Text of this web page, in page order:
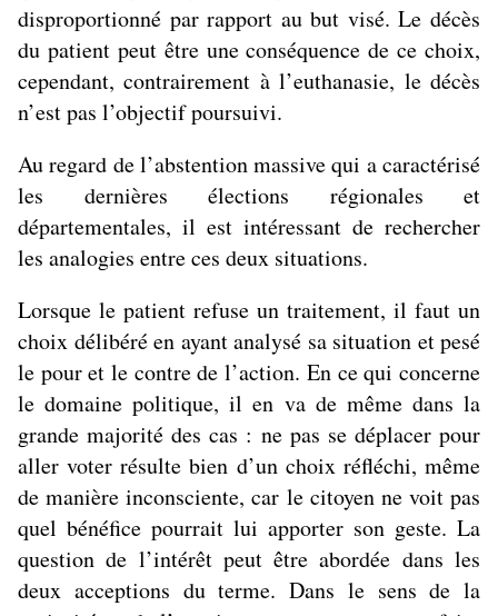
disproportionné par rapport au but visé. Le décès
du patient peut être une conséquence de ce choix,
cependant, contrairement à l’euthanasie, le décès
n’est pas l’objectif poursuivi.
Au regard de l’abstention massive qui a caractérisé
les dernières élections régionales et
départementales, il est intéressant de rechercher
les analogies entre ces deux situations.
Lorsque le patient refuse un traitement, il faut un
choix délibéré en ayant analysé sa situation et pesé
le pour et le contre de l’action. En ce qui concerne
le domaine politique, il en va de même dans la
grande majorité des cas : ne pas se déplacer pour
aller voter résulte bien d’un choix réfléchi, même
de manière inconsciente, car le citoyen ne voit pas
quel bénéfice pourrait lui apporter son geste. La
question de l’intérêt peut être abordée dans les
deux acceptions du terme. Dans le sens de la